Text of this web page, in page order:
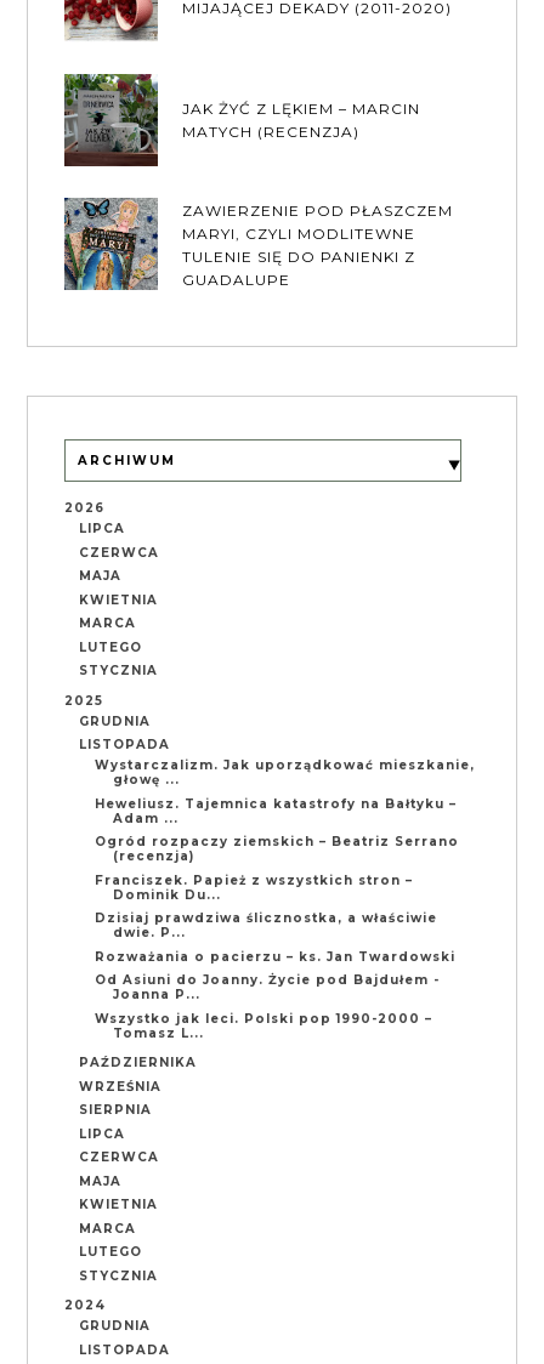
MIJAJĄCEJ DEKADY (2011-2020)
JAK ŻYĆ Z LĘKIEM – MARCIN
MATYCH (RECENZJA)
ZAWIERZENIE POD PŁASZCZEM
MARYI, CZYLI MODLITEWNE
TULENIE SIĘ DO PANIENKI Z
GUADALUPE
ARCHIWUM
2026
LIPCA
CZERWCA
MAJA
KWIETNIA
MARCA
LUTEGO
STYCZNIA
2025
GRUDNIA
LISTOPADA
Wystarczalizm. Jak uporządkować mieszkanie,
głowę ...
Heweliusz. Tajemnica katastrofy na Bałtyku –
Adam ...
Ogród rozpaczy ziemskich – Beatriz Serrano
(recenzja)
Franciszek. Papież z wszystkich stron –
Dominik Du...
Dzisiaj prawdziwa ślicznostka, a właściwie
dwie. P...
Rozważania o pacierzu – ks. Jan Twardowski
Od Asiuni do Joanny. Życie pod Bajdułem -
Joanna P...
Wszystko jak leci. Polski pop 1990-2000 –
Tomasz L...
PAŹDZIERNIKA
WRZEŚNIA
SIERPNIA
LIPCA
CZERWCA
MAJA
KWIETNIA
MARCA
LUTEGO
STYCZNIA
2024
GRUDNIA
LISTOPADA